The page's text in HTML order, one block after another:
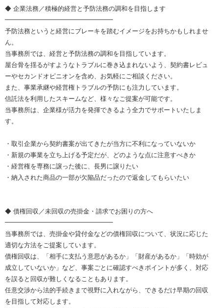
◆ 企業法務／積極的経営と予防法務の調和を目指します
━━━━━━━━━━━━━━━━━
予防法務というと経営にブレーキを踏むイメージをお持ちかもしれませ
ん。
当事務所では、経営と予防法務の調和を目指しています。
屋台骨を揺るがすようなトラブルに巻き込まれないよう、契約書レビュ
ーやセカンドオピニオンを含め、お気軽にご相談ください。
また、事業承継や経営権トラブルの予防にも注力しています。
信託法を利用したスキームなど、様々なご提案が可能です。
当事務所は、企業様が活力を発揮できるよう全力でサポートいたしま
す。
・取引企業から契約書案が出てきたが当方に不利になっていないか
・新規の事業を立ち上げる予定だが、どのような点に注意すべきか
・経営権を専務に譲った後に、長男に譲りたい
・納入された商品の一部が欠陥品だったので返金してもらいたい
◆ 債権回収／未回収の売掛金・請求でお困りの方へ
━━━━━━━━━━━━━━━━━
当事務所では、売掛金や貸付金などの債権回収について、状況に応じた
適切な方法をご提案しています。
債権回収は、「相手に支払う意思があるか」「財産があるか」「時効が
成立していないか」など、事案ごとに確認すべきポイントが多く、対応
を誤ると回収が難しくなることもあります。
任意交渉から法的手続きまで視野に入れながら、できるだけ早期の回収
を目指して対応します。